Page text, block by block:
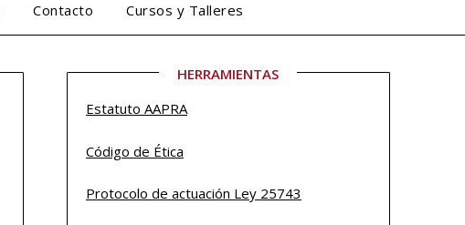
Contacto Cursos y Talleres
HERRAMIENTAS
Estatuto AAPRA
Código de Ética
Protocolo de actuación Ley 25743